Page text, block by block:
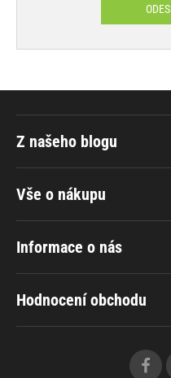
Vše o nákupu
Informace o nás
Hodnocení obchodu
Z našeho blogu